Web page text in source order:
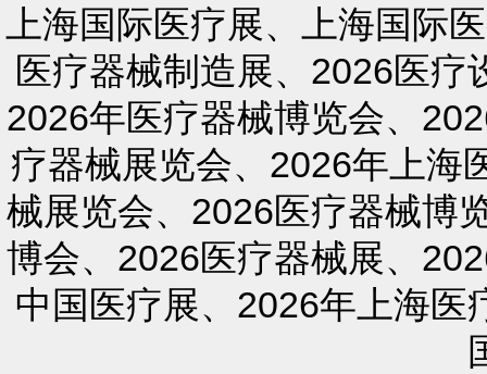
上海国际医疗展、上海国际
医疗器械制造展、2026医
2026年医疗器械博览会、
疗器械展览会、2026年上海
械展览会、2026医疗器械博
博会、2026医疗器械展、
中国医疗展、2026年上海医